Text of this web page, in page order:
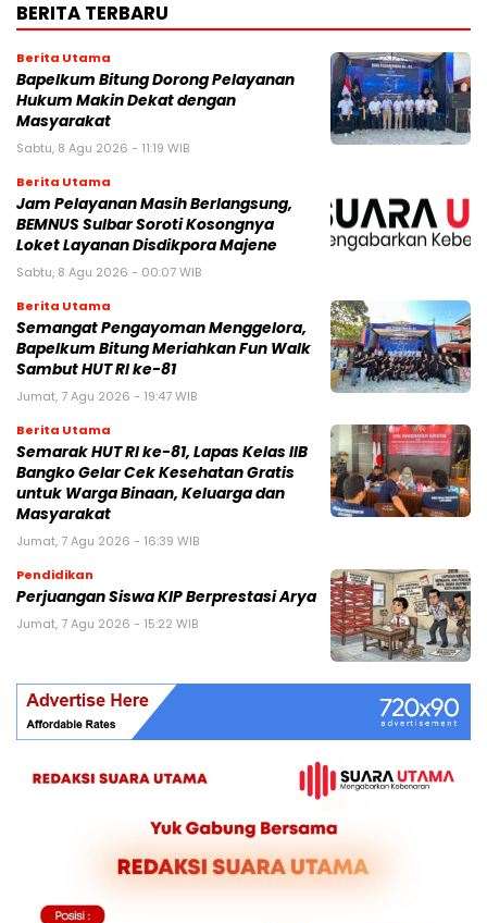
BERITA TERBARU
Berita Utama
Bapelkum Bitung Dorong Pelayanan
Hukum Makin Dekat dengan
Masyarakat
Sabtu, 8 Agu 2026 - 11:19 WIB
Berita Utama
Jam Pelayanan Masih Berlangsung,
BEMNUS Sulbar Soroti Kosongnya
Loket Layanan Disdikpora Majene
Sabtu, 8 Agu 2026 - 00:07 WIB
Berita Utama
Semangat Pengayoman Menggelora,
Bapelkum Bitung Meriahkan Fun Walk
Sambut HUT RI ke-81
Jumat, 7 Agu 2026 - 19:47 WIB
Berita Utama
Semarak HUT RI ke-81, Lapas Kelas IIB
Bangko Gelar Cek Kesehatan Gratis
untuk Warga Binaan, Keluarga dan
Masyarakat
Jumat, 7 Agu 2026 - 16:39 WIB
Pendidikan
Perjuangan Siswa KIP Berprestasi Arya
Jumat, 7 Agu 2026 - 15:22 WIB